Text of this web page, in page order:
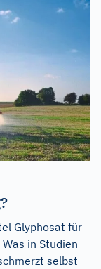
Glyphosat für
in Studien
selbst